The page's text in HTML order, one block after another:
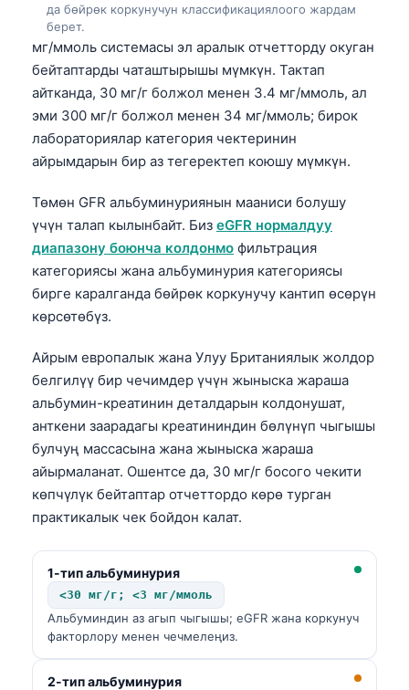
да бөйрөк коркунучун классификациялоого жардам
берет.
мг/ммоль системасы эл аралык отчетторду окуган
бейтаптарды чаташтырышы мүмкүн. Тактап
айтканда, 30 мг/г болжол менен 3.4 мг/ммоль, ал
эми 300 мг/г болжол менен 34 мг/ммоль; бирок
лабораториялар категория чектеринин
айрымдарын бир аз тегеректеп коюшу мүмкүн.
Төмөн GFR альбуминуриянын мааниси болушу
үчүн талап кылынбайт. Биз eGFR нормалдуу
диапазону боюнча колдонмо фильтрация
категориясы жана альбуминурия категориясы
бирге каралганда бөйрөк коркунучу кантип өсөрүн
көрсөтөбүз.
Айрым европалык жана Улуу Британиялык жолдор
белгилүү бир чечимдер үчүн жыныска жараша
альбумин-креатинин деталдарын колдонушат,
анткени заарадагы креатининдин бөлүнүп чыгышы
булчуң массасына жана жыныска жараша
айырмаланат. Ошентсе да, 30 мг/г босого чекити
көпчүлүк бейтаптар отчеттордо көрө турган
практикалык чек бойдон калат.
1-тип альбуминурия
<30 мг/г; <3 мг/ммоль
Альбуминдин аз агып чыгышы; eGFR жана коркунуч
факторлору менен чечмелеңиз.
2-тип альбуминурия
Bahasa Melayu
Tiếng Việt
Tagalog
ไทย
ភាសាខ្មែរ
Kiswahili
አማርኛ
Українська
O‘zbekcha
Català
Suomi
Hrvatski
Slovenčina
پښتو
سنڌي
සිංහල
Galego
Latviešu valoda
Македонски јазик